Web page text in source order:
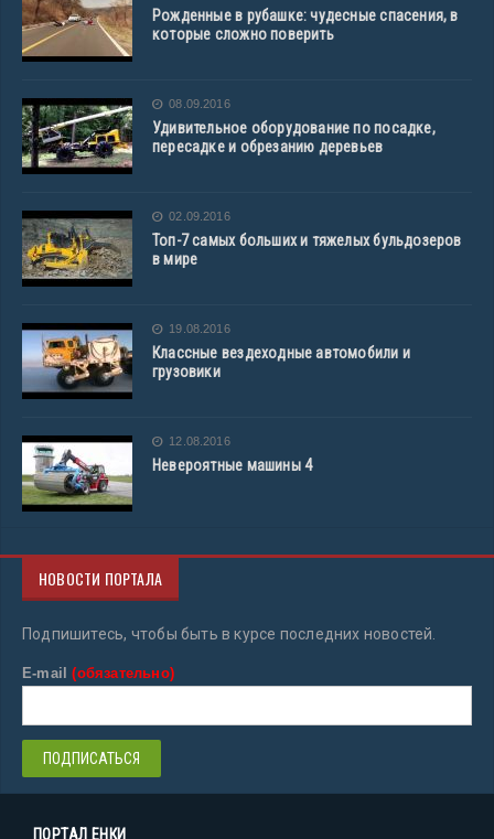
Рожденные в рубашке: чудесные спасения, в
которые сложно поверить
08.09.2016
Удивительное оборудование по посадке,
пересадке и обрезанию деревьев
02.09.2016
Топ-7 самых больших и тяжелых бульдозеров
в мире
19.08.2016
Классные вездеходные автомобили и
грузовики
12.08.2016
Невероятные машины 4
НОВОСТИ ПОРТАЛА
Подпишитесь, чтобы быть в курсе последних новостей.
E-mail(обязательно)
ПОРТАЛ ЕНКИ